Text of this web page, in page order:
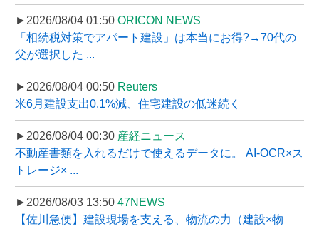
►2026/08/04 01:50 ORICON NEWS
「相続税対策でアパート建設」は本当にお得?→70代の
父が選択した ...
►2026/08/04 00:50 Reuters
米6月建設支出0.1%減、住宅建設の低迷続く
►2026/08/04 00:30 産経ニュース
不動産書類を入れるだけで使えるデータに。 AI-OCR×ス
トレージ× ...
►2026/08/03 13:50 47NEWS
【佐川急便】建設現場を支える、物流の力（建設×物